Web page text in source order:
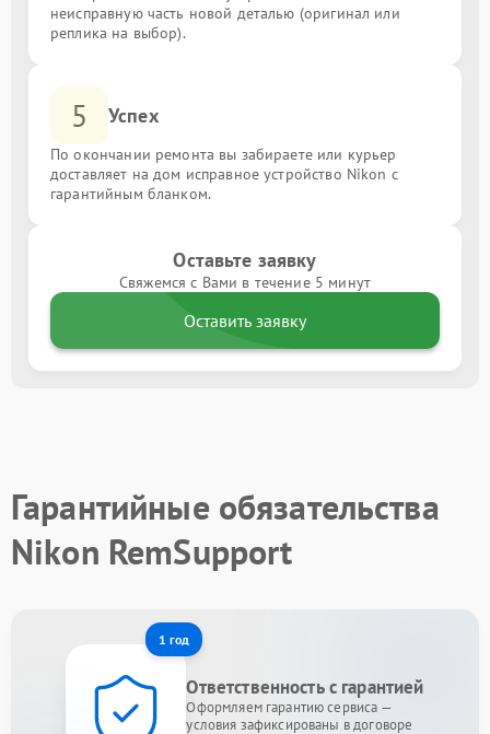
неисправную часть новой деталью (оригинал или
реплика на выбор).
5 Успех
По окончании ремонта вы забираете или курьер
доставляет на дом исправное устройство Nikon с
гарантийным бланком.
Оставьте заявку
Свяжемся с Вами в течение 5 минут
Оставить заявку
Гарантийные обязательства
Nikon RemSupport
1 год
Ответственность с гарантией
Оформляем гарантию сервиса —
условия зафиксированы в договоре